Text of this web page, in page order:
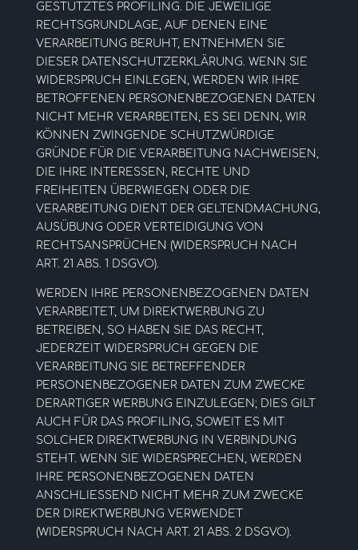
GESTÜTZTES PROFILING. DIE JEWEILIGE
RECHTSGRUNDLAGE, AUF DENEN EINE
VERARBEITUNG BERUHT, ENTNEHMEN SIE
DIESER DATENSCHUTZERKLÄRUNG. WENN SIE
WIDERSPRUCH EINLEGEN, WERDEN WIR IHRE
BETROFFENEN PERSONENBEZOGENEN DATEN
NICHT MEHR VERARBEITEN, ES SEI DENN, WIR
KÖNNEN ZWINGENDE SCHUTZWÜRDIGE
GRÜNDE FÜR DIE VERARBEITUNG NACHWEISEN,
DIE IHRE INTERESSEN, RECHTE UND
FREIHEITEN ÜBERWIEGEN ODER DIE
VERARBEITUNG DIENT DER GELTENDMACHUNG,
AUSÜBUNG ODER VERTEIDIGUNG VON
RECHTSANSPRÜCHEN (WIDERSPRUCH NACH
ART. 21 ABS. 1 DSGVO).
WERDEN IHRE PERSONENBEZOGENEN DATEN
VERARBEITET, UM DIREKTWERBUNG ZU
BETREIBEN, SO HABEN SIE DAS RECHT,
JEDERZEIT WIDERSPRUCH GEGEN DIE
VERARBEITUNG SIE BETREFFENDER
PERSONENBEZOGENER DATEN ZUM ZWECKE
DERARTIGER WERBUNG EINZULEGEN; DIES GILT
AUCH FÜR DAS PROFILING, SOWEIT ES MIT
SOLCHER DIREKTWERBUNG IN VERBINDUNG
STEHT. WENN SIE WIDERSPRECHEN, WERDEN
IHRE PERSONENBEZOGENEN DATEN
ANSCHLIESSEND NICHT MEHR ZUM ZWECKE
DER DIREKTWERBUNG VERWENDET
(WIDERSPRUCH NACH ART. 21 ABS. 2 DSGVO).